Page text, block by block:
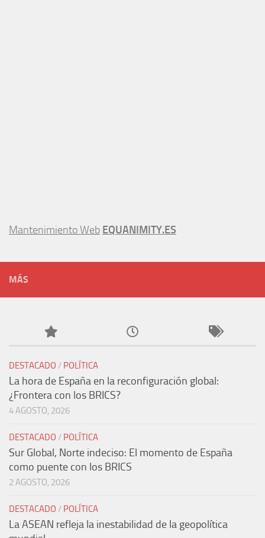
Mantenimiento Web EQUANIMITY.ES
MÁS
DESTACADO / POLÍTICA
La hora de España en la reconfiguración global:
¿Frontera con los BRICS?
4 AGOSTO, 2026
DESTACADO / POLÍTICA
Sur Global, Norte indeciso: El momento de España
como puente con los BRICS
2 AGOSTO, 2026
DESTACADO / POLÍTICA
La ASEAN refleja la inestabilidad de la geopolítica